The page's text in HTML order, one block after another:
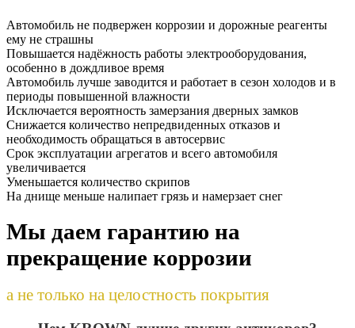
Автомобиль не подвержен коррозии и дорожные реагенты
ему не страшны
Повышается надёжность работы электрооборудования,
особенно в дождливое время
Автомобиль лучше заводится и работает в сезон холодов и в
периоды повышенной влажности
Исключается вероятность замерзания дверных замков
Снижается количество непредвиденных отказов и
необходимость обращаться в автосервис
Срок эксплуатации агрегатов и всего автомобиля
увеличивается
Уменьшается количество скрипов
На днище меньше налипает грязь и намерзает снег
Мы даем гарантию на
прекращение коррозии
а не только на целостность покрытия